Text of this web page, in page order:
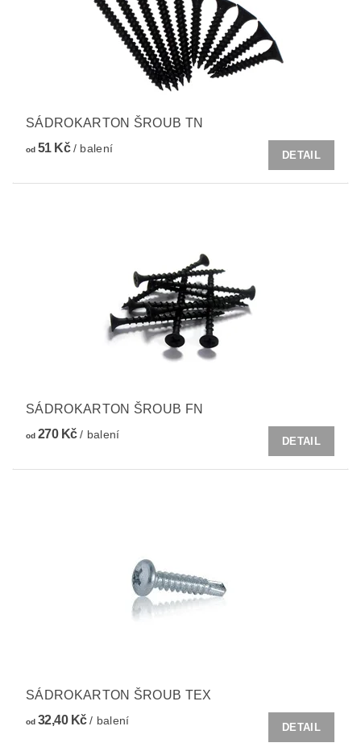
SÁDROKARTON ŠROUB TN
od51 Kč/ balení
DETAIL
SÁDROKARTON ŠROUB FN
od270 Kč/ balení
DETAIL
SÁDROKARTON ŠROUB TEX
od32,40 Kč/ balení
DETAIL